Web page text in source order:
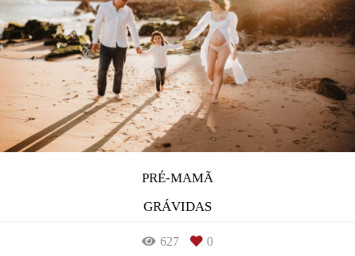
PRÉ-MAMÃ
GRÁVIDAS
627 0